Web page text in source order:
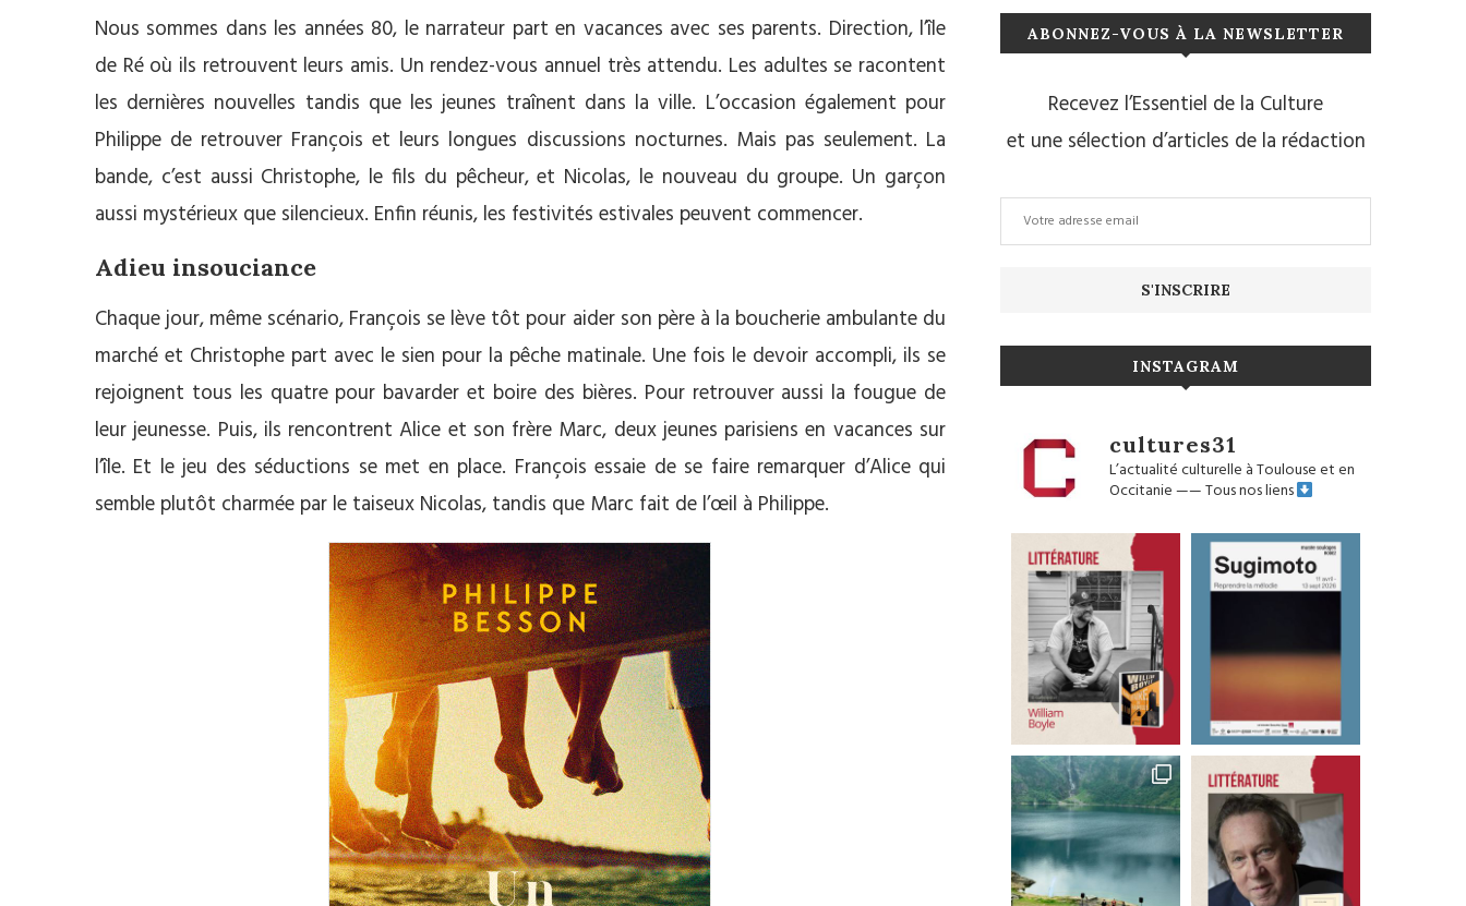
Nous sommes dans les années 80, le narrateur part en vacances avec ses parents. Direction, l’île
de Ré où ils retrouvent leurs amis. Un rendez-vous annuel très attendu. Les adultes se racontent
les dernières nouvelles tandis que les jeunes traînent dans la ville. L’occasion également pour
Philippe de retrouver François et leurs longues discussions nocturnes. Mais pas seulement. La
bande, c’est aussi Christophe, le fils du pêcheur, et Nicolas, le nouveau du groupe. Un garçon
aussi mystérieux que silencieux. Enfin réunis, les festivités estivales peuvent commencer.
Adieu insouciance
Chaque jour, même scénario, François se lève tôt pour aider son père à la boucherie ambulante du
marché et Christophe part avec le sien pour la pêche matinale. Une fois le devoir accompli, ils se
rejoignent tous les quatre pour bavarder et boire des bières. Pour retrouver aussi la fougue de
leur jeunesse. Puis, ils rencontrent Alice et son frère Marc, deux jeunes parisiens en vacances sur
l’île. Et le jeu des séductions se met en place. François essaie de se faire remarquer d’Alice qui
semble plutôt charmée par le taiseux Nicolas, tandis que Marc fait de l’œil à Philippe.
ABONNEZ-VOUS À LA NEWSLETTER
Recevez l’Essentiel de la Culture
et une sélection d’articles de la rédaction
INSTAGRAM
cultures31
L’actualité culturelle à Toulouse et en
Occitanie——Tous nos liens